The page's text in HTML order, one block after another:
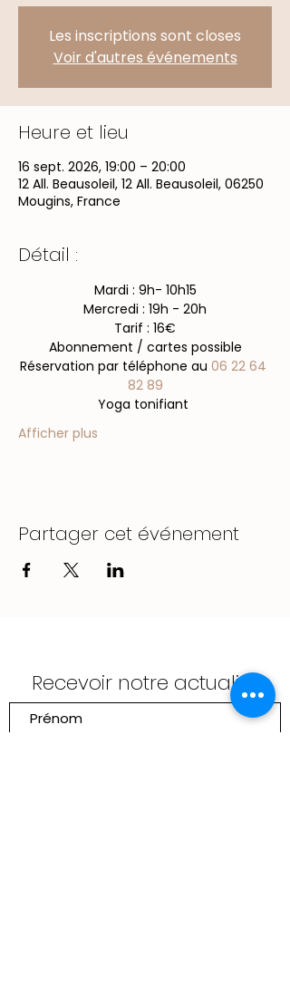
Les inscriptions sont closes
Voir d'autres événements
Heure et lieu
16 sept. 2026, 19:00 – 20:00
12 All. Beausoleil, 12 All. Beausoleil, 06250
Mougins, France
Détail :
Mardi : 9h- 10h15
Mercredi : 19h - 20h
Tarif : 16€
Abonnement / cartes possible
​Réservation par téléphone au 06 22 64
82 89
Yoga tonifiant
Afficher plus
Partager cet événement
Recevoir notre actualité